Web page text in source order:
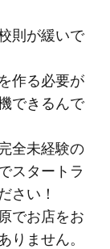
則が緩いで
作る必要が
できるんで
全未経験の
スタートラ
さい！
でお店をお
りません。